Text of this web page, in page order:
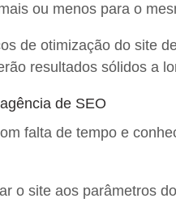
ou menos para o
de otimização do site
resultados sólidos a
de SEO
falta de tempo e
o site aos parâmetros